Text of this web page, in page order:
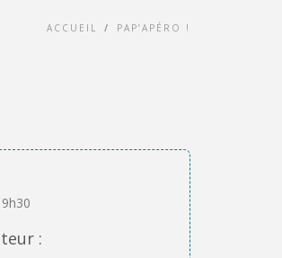
ACCUEIL / PAP’APÉRO !
: